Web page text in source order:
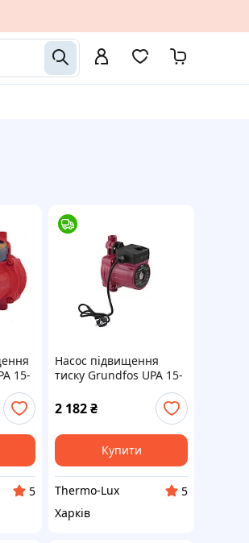
15-
5
Насос підвищення
тиску Grundfos UPA 15-
2 182₴
Купити
Thermo-Lux
5
Харків